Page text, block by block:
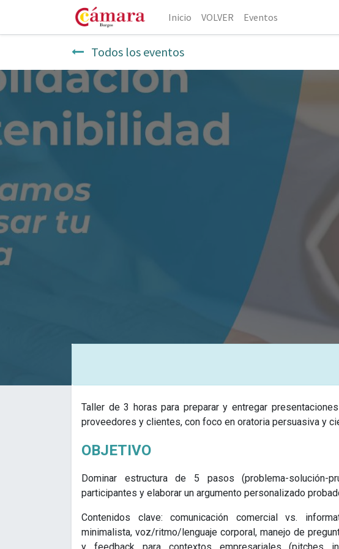
Inicio VOLVER Eventos
Todos los eventos
Taller de 3 horas para preparar y entregar
proveedores y clientes, con foco en oratoria persuasiva y
OBJETIVO
Dominar estructura de 5 pasos (problema-solución-
participantes y elaborar un argumento personalizado
Contenidos clave: comunicación comercial vs.
minimalista, voz/ritmo/lenguaje corporal, manejo de